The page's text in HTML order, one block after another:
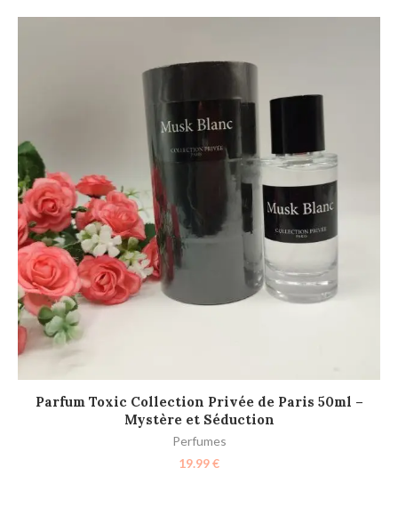
AJOUTER AU PANIER
Parfum Toxic Collection Privée de Paris 50ml –
Mystère et Séduction
Perfumes
19.99€